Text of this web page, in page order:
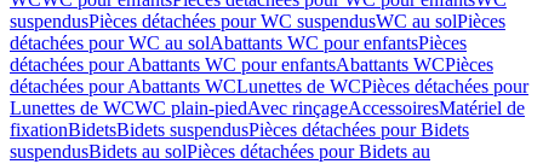
suspendusPièces détachées pour WC suspendusWC au solPièces
détachées pour WC au solAbattants WC pour enfantsPièces
détachées pour Abattants WC pour enfantsAbattants WCPièces
détachées pour Abattants WCLunettes de WCPièces détachées pour
Lunettes de WCWC plain-piedAvec rinçageAccessoiresMatériel de
fixationBidetsBidets suspendusPièces détachées pour Bidets
suspendusBidets au solPièces détachées pour Bidets au